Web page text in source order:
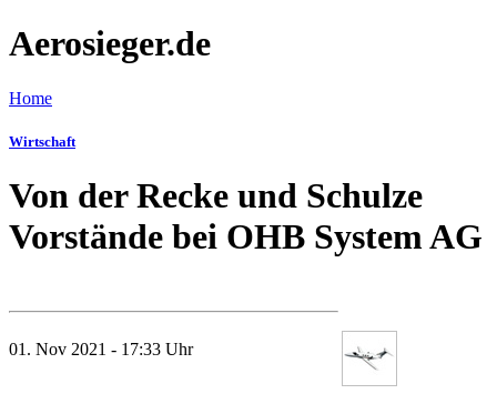
Aerosieger.de
Home
Wirtschaft
Von der Recke und Schulze
Vorstände bei OHB System AG
01. Nov 2021 - 17:33 Uhr